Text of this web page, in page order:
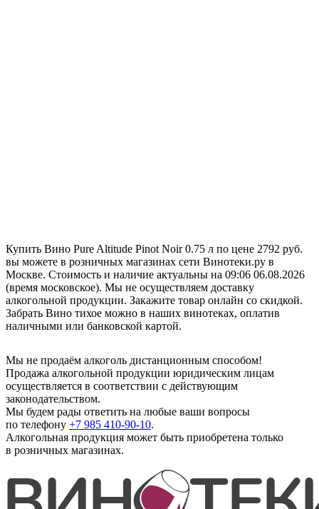
Купить Вино Pure Altitude Pinot Noir 0.75 л по цене 2792 руб.
вы можете в розничных магазинах сети Винотеки.ру в
Москве. Стоимость и наличие актуальны на 09:06 06.08.2026
(время московское). Мы не осуществляем доставку
алкогольной продукции. Закажите товар онлайн со скидкой.
Забрать Вино тихое можно в наших винотеках, оплатив
наличными или банковской картой.
Мы не продаём алкоголь дистанционным способом!
Продажа алкогольной продукции юридическим лицам
осуществляется в соответствии с действующим
законодательством.
Мы будем рады ответить на любые ваши вопросы
по телефону +7 985 410-90-10.
Алкогольная продукция может быть приобретена только
в розничных магазинах.